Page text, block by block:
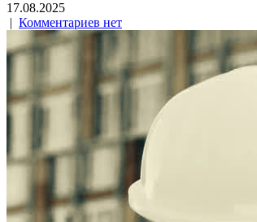
17.08.2025
| Комментариев нет